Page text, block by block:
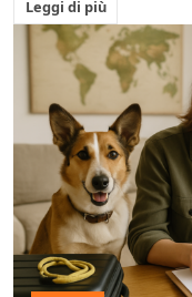
Leggi di più